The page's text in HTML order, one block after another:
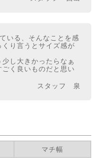
いる、そんなことを感
り言うとサイズ感が
し大きかったらなぁ
く良いものだと思い
スタッフ 泉
マチ幅